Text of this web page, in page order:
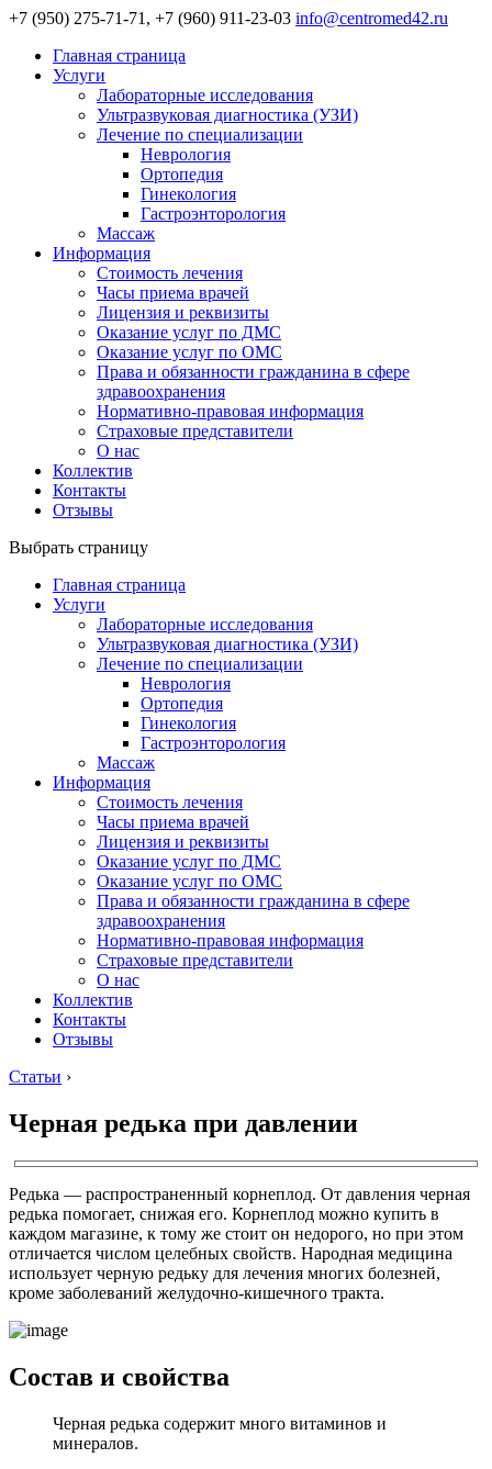
+7 (950) 275-71-71, +7 (960) 911-23-03 info@centromed42.ru
Главная страница
Услуги
Лабораторные исследования
Ультразвуковая диагностика (УЗИ)
Лечение по специализации
Неврология
Ортопедия
Гинекология
Гастроэнторология
Массаж
Информация
Стоимость лечения
Часы приема врачей
Лицензия и реквизиты
Оказание услуг по ДМС
Оказание услуг по ОМС
Права и обязанности гражданина в сфере
здравоохранения
Нормативно-правовая информация
Страховые представители
О нас
Коллектив
Контакты
Отзывы
Выбрать страницу
Главная страница
Услуги
Лабораторные исследования
Ультразвуковая диагностика (УЗИ)
Лечение по специализации
Неврология
Ортопедия
Гинекология
Гастроэнторология
Массаж
Информация
Стоимость лечения
Часы приема врачей
Лицензия и реквизиты
Оказание услуг по ДМС
Оказание услуг по ОМС
Права и обязанности гражданина в сфере
здравоохранения
Нормативно-правовая информация
Страховые представители
О нас
Коллектив
Контакты
Отзывы
Статьи ›
Черная редька при давлении
Редька — распространенный корнеплод. От давления черная
редька помогает, снижая его. Корнеплод можно купить в
каждом магазине, к тому же стоит он недорого, но при этом
отличается числом целебных свойств. Народная медицина
использует черную редьку для лечения многих болезней,
кроме заболеваний желудочно-кишечного тракта.
Состав и свойства
Черная редька содержит много витаминов и
минералов.